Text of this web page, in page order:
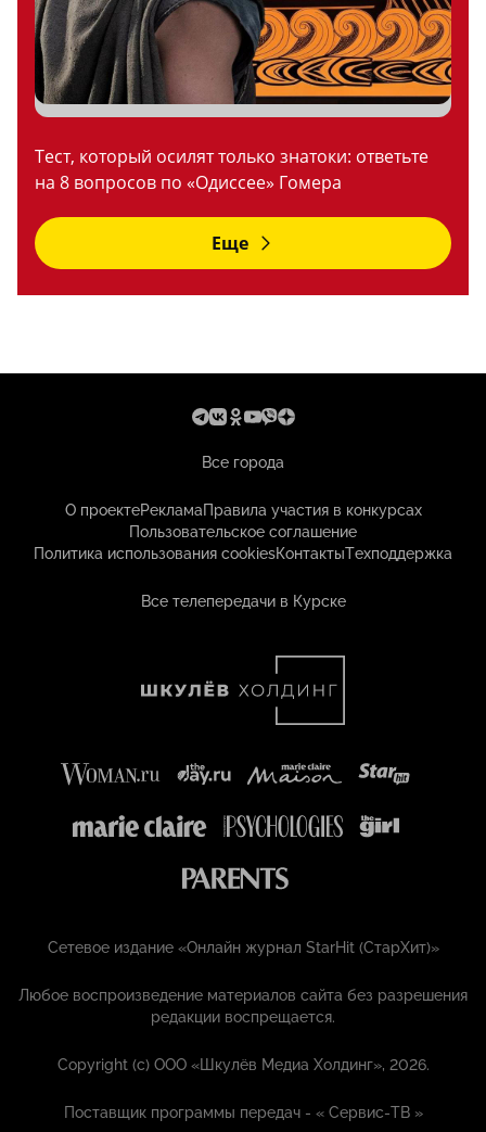
Тест, который осилят только знатоки: ответьте
на 8 вопросов по «Одиссее» Гомера
Еще
Все города
О проектеРекламаПравила участия в конкурсах
Пользовательское соглашение
Политика использования cookiesКонтактыТехподдержка
Все телепередачи в Курске
Сетевое издание «Онлайн журнал StarHit (СтарХит)»
Любое воспроизведение материалов сайта без разрешения
редакции воспрещается.
Copyright (с) ООО «Шкулёв Медиа Холдинг», 2026.
Поставщик программы передач - «Сервис-ТВ »